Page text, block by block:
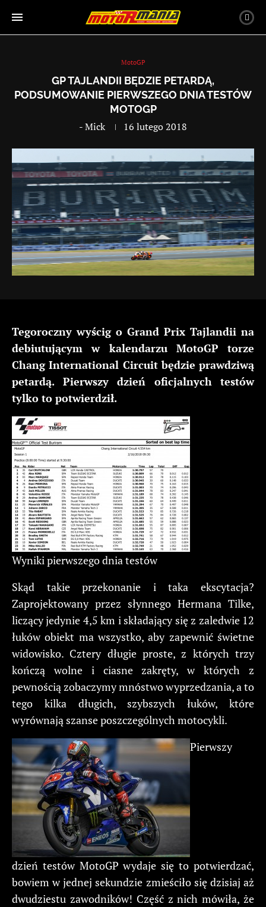
MotoGP
GP TAJLANDII BĘDZIE PETARDĄ,
PODSUMOWANIE PIERWSZEGO DNIA TESTÓW
MOTOGP
-Mick 16 lutego 2018
Tegoroczny wyścig o Grand Prix Tajlandii na
debiutującym w kalendarzu MotoGP torze
Chang International Circuit będzie prawdziwą
petardą. Pierwszy dzień oficjalnych testów
tylko to potwierdził.
Wyniki pierwszego dnia testów
Skąd takie przekonanie i taka ekscytacja?
Zaprojektowany przez słynnego Hermana Tilke,
liczący jedynie 4,5 km i składający się z zaledwie 12
łuków obiekt ma wszystko, aby zapewnić świetne
widowisko. Cztery długie proste, z których trzy
kończą wolne i ciasne zakręty, w których z
pewnością zobaczymy mnóstwo wyprzedzania, a to
tego kilka długich, szybszych łuków, które
wyrównają szanse poszczególnych motocykli.
Pierwszy
dzień testów MotoGP wydaje się to potwierdzać,
bowiem w jednej sekundzie zmieściło się dzisiaj aż
dwudziestu zawodników! Część z nich mówiła, że